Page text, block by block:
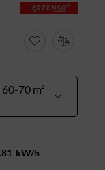
70 m²
kW/h